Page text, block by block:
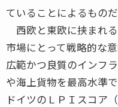
ていることによるものだ
西欧と東欧に挟まれ
市場にとって戦略的な意
広範かつ良質のインフ
や海上貨物を最高水準
ドイツのＬＰＩスコア